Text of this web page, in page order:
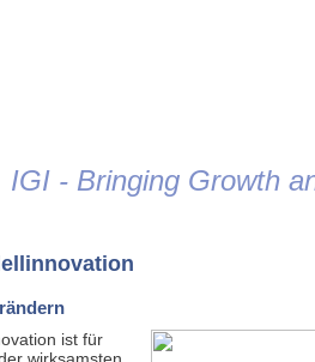
IGI - Bringing Growth
ist für